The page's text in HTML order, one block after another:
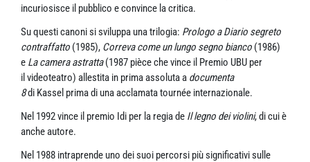
incuriosisce il pubblico e convince la critica.
Su questi canoni si sviluppa una trilogia: Prologo a Diario segreto
contraffatto (1985), Correva come un lungo segno bianco (1986)
e La camera astratta(1987 pièce che vince il Premio UBU per
il videoteatro) allestita in prima assoluta a documenta
8di Kassel prima di una acclamata tournée internazionale.
Nel 1992 vince il premio Idi per la regia de Il legno dei violini, di cui è
anche autore.
Nel 1988 intraprende uno dei suoi percorsi più significativi sulle